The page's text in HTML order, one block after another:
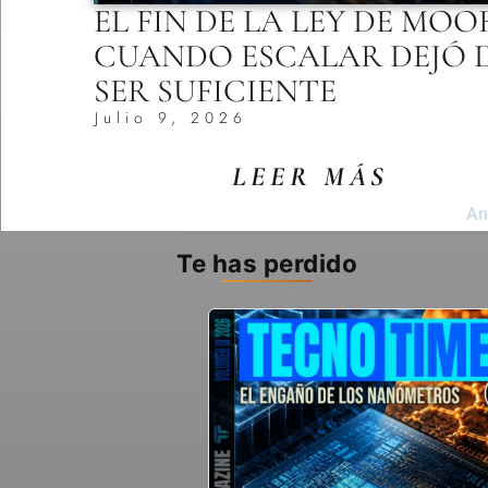
EL FIN DE LA LEY DE
CUANDO ESCALAR DEJÓ
SER SUFICIENTE
Julio 9, 2026
LEER MÁS
Te has perdido